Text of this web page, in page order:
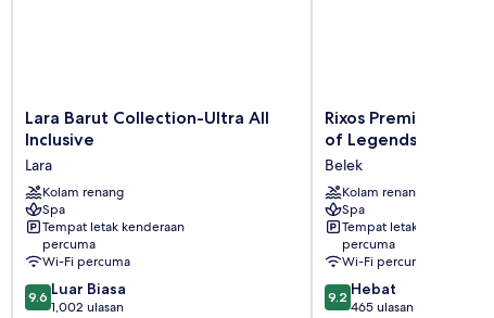
Lara
Barut
Ultra
All
Inclusive
Lara
Lara Barut Collection-Ultra All
Inclusive
Lara
Kolam renang
Spa
Tempat letak kenderaan
percuma
Wi-Fi percuma
9.6
daripada
9.6 Luar Biasa
1,002 ulasan
Rixos
Premium
-
The
Land
of
Legends
Access
Belek
Rixos Premium
of Legends Access
Belek
Kolam renang
Spa
Tempat letak kenderaan
percuma
Wi-Fi percuma
9.2
daripada
9.2 Hebat
465 ulasan